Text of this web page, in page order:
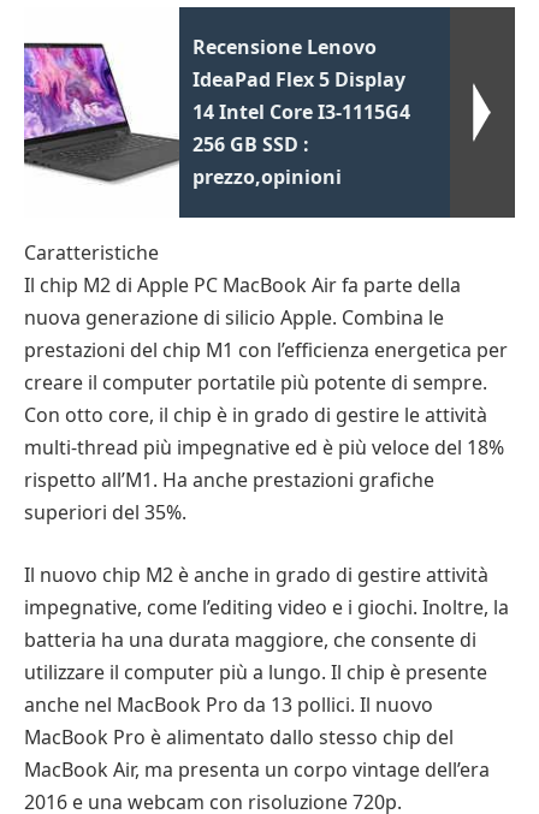
Recensione Lenovo
IdeaPad Flex 5 Display
14 Intel Core I3-1115G4
256 GB SSD :
prezzo,opinioni
Caratteristiche
Il chip M2 di Apple PC MacBook Air fa parte della
nuova generazione di silicio Apple. Combina le
prestazioni del chip M1 con l’efficienza energetica per
creare il computer portatile più potente di sempre.
Con otto core, il chip è in grado di gestire le attività
multi-thread più impegnative ed è più veloce del 18%
rispetto all’M1. Ha anche prestazioni grafiche
superiori del 35%.
Il nuovo chip M2 è anche in grado di gestire attività
impegnative, come l’editing video e i giochi. Inoltre, la
batteria ha una durata maggiore, che consente di
utilizzare il computer più a lungo. Il chip è presente
anche nel MacBook Pro da 13 pollici. Il nuovo
MacBook Pro è alimentato dallo stesso chip del
MacBook Air, ma presenta un corpo vintage dell’era
2016 e una webcam con risoluzione 720p.